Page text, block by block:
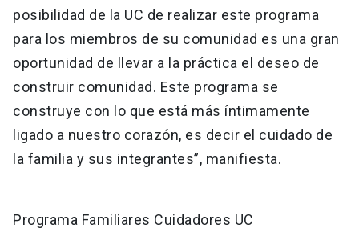
posibilidad de la UC de realizar este programa
para los miembros de su comunidad es una gran
oportunidad de llevar a la práctica el deseo de
construir comunidad. Este programa se
construye con lo que está más íntimamente
ligado a nuestro corazón, es decir el cuidado de
la familia y sus integrantes”, manifiesta.
Programa Familiares Cuidadores UC